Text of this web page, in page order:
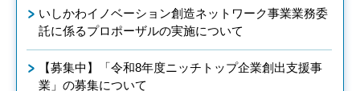
いしかわイノベーション創造ネットワーク事業業務委
託に係るプロポーザルの実施について
【募集中】「令和8年度ニッチトップ企業創出支援事
業」の募集について